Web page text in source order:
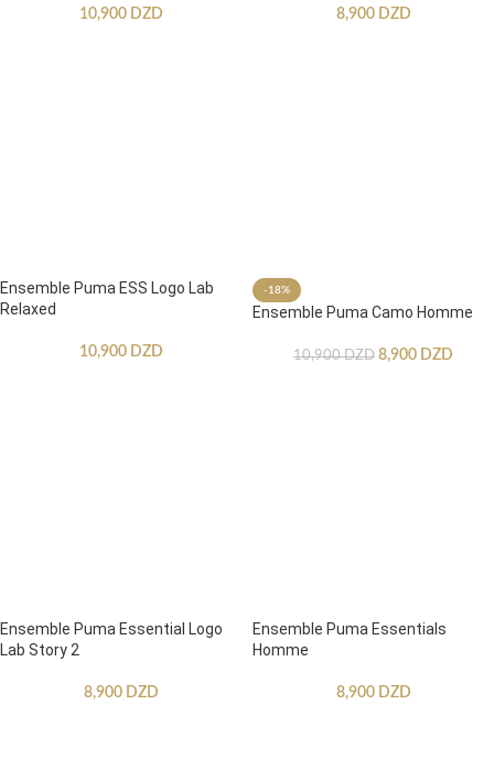
10,900 DZD 8,900 DZD
Ensemble Puma ESS Logo Lab
Relaxed
10,900 DZD
-18%
Ensemble Puma Camo Homme
10,900DZD 8,900 DZD
Ensemble Puma Essential Logo
Lab Story 2
8,900 DZD
Ensemble Puma Essentials
Homme
8,900 DZD